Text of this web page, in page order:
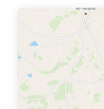
d’Argenton sur Creuse
au charme suranné, et de